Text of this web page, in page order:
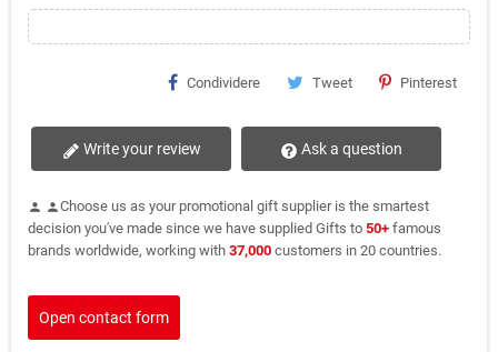
Condividere Tweet Pinterest
Write your review Ask a question
person personChoose us as your promotional gift supplier is the smartest
decision you've made since we have supplied Gifts to 50+ famous
brands worldwide, working with 37,000 customers in 20 countries.
Open contact form